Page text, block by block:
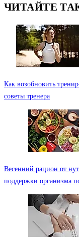
ЧИТАЙТЕ
Как возобновить
советы тренера
Весенний рацион от
поддержки организма